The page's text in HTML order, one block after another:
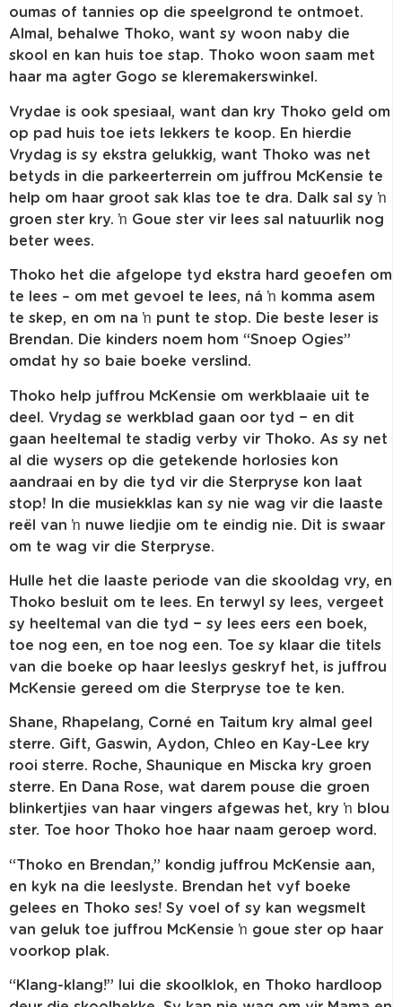
oumas of tannies op die speelgrond te ontmoet.
Almal, behalwe Thoko, want sy woon naby die
skool en kan huis toe stap. Thoko woon saam met
haar ma agter Gogo se kleremakerswinkel.
Vrydae is ook spesiaal, want dan kry Thoko geld om
op pad huis toe iets lekkers te koop. En hierdie
Vrydag is sy ekstra gelukkig, want Thoko was net
betyds in die parkeerterrein om juffrou McKensie te
help om haar groot sak klas toe te dra. Dalk sal sy ŉ
groen ster kry. ŉ Goue ster vir lees sal natuurlik nog
beter wees.
Thoko het die afgelope tyd ekstra hard geoefen om
te lees – om met gevoel te lees, ná ŉ komma asem
te skep, en om na ŉ punt te stop. Die beste leser is
Brendan. Die kinders noem hom “Snoep Ogies”
omdat hy so baie boeke verslind.
Thoko help juffrou McKensie om werkblaaie uit te
deel. Vrydag se werkblad gaan oor tyd − en dit
gaan heeltemal te stadig verby vir Thoko. As sy net
al die wysers op die getekende horlosies kon
aandraai en by die tyd vir die Sterpryse kon laat
stop! In die musiekklas kan sy nie wag vir die laaste
reël van ŉ nuwe liedjie om te eindig nie. Dit is swaar
om te wag vir die Sterpryse.
Hulle het die laaste periode van die skooldag vry, en
Thoko besluit om te lees. En terwyl sy lees, vergeet
sy heeltemal van die tyd − sy lees eers een boek,
toe nog een, en toe nog een. Toe sy klaar die titels
van die boeke op haar leeslys geskryf het, is juffrou
McKensie gereed om die Sterpryse toe te ken.
Shane, Rhapelang, Corné en Taitum kry almal geel
sterre. Gift, Gaswin, Aydon, Chleo en Kay-Lee kry
rooi sterre. Roche, Shaunique en Miscka kry groen
sterre. En Dana Rose, wat darem pouse die groen
blinkertjies van haar vingers afgewas het, kry ŉ blou
ster. Toe hoor Thoko hoe haar naam geroep word.
“Thoko en Brendan,” kondig juffrou McKensie aan,
en kyk na die leeslyste. Brendan het vyf boeke
gelees en Thoko ses! Sy voel of sy kan wegsmelt
van geluk toe juffrou McKensie ŉ goue ster op haar
voorkop plak.
“Klang-klang!” lui die skoolklok, en Thoko hardloop